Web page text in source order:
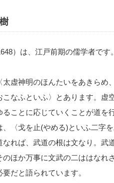
）は、江戸前期の儒学者です
太虚神明のほんたいをあきら
なふといふ〉とあります。虚
ることに応じていくことが道を
〈戈を止(やめる)といふ二字
れば、武道の根は文なり。武
ほか万事に文武の二ははなれ
だと語られています。